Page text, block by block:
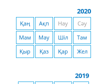
2020
Қаң Ақп Нау
Сәу
Мам
Мау Шіл
Там
Қыр
Қаз Қар Жел
2019